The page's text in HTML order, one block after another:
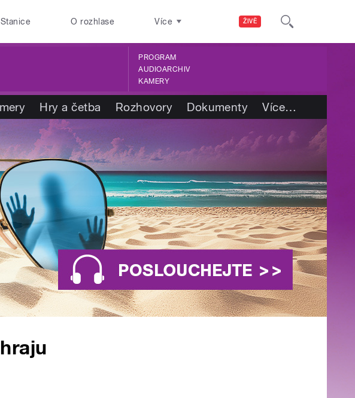
ŽIVĚ
Stanice O rozhlase Více
PROGRAM
AUDIOARCHIV
KAMERY
Hry a četba Rozhovory Dokumenty Více…